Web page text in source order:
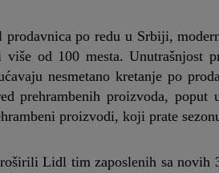
po redu u Srbiji,
od 100 mesta. Unutrašnjost
nesmetano kretanje po
prehrambenih proizvoda,
proizvodi, koji prate
Lidl tim zaposlenih sa